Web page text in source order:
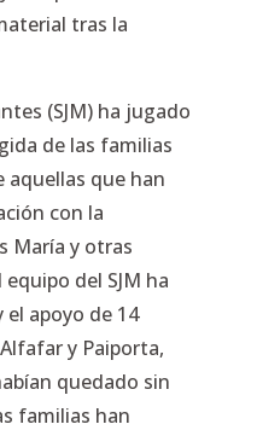
tras la
(SJM) ha jugado
de las familias
aquellas que han
con la
María y otras
del SJM ha
apoyo de 14
y Paiporta,
quedado sin
familias han